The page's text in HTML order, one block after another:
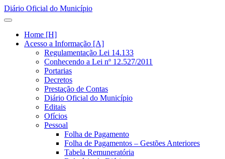
Diário Oficial do Município
Home [H]
Acesso a Informação [A]
Regulamentação Lei 14.133
Conhecendo a Lei nº 12.527/2011
Portarias
Decretos
Prestação de Contas
Diário Oficial do Município
Editais
Ofícios
Pessoal
Folha de Pagamento
Folha de Pagamentos – Gestões Anteriores
Tabela Remuneratória